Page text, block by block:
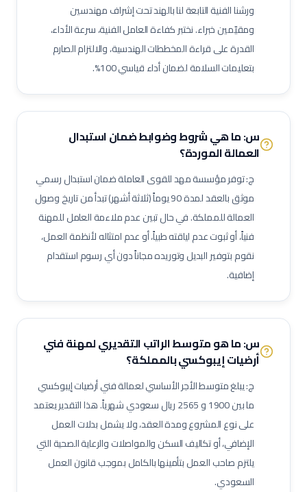
فني أنظمة تحكم وآلات دقيقة
فني أنظمة تكييف متغير التدفق (VRF)
فني وحدات مناولة هواء (AHU)
فني وحدات ملف ومروحة (FCU)
ممرض عام / ممرضة عامة
ممرض عناية مركزة
فني أشعة تلفزيونية / سونار
أخصائي صحة فم وأسنان
فني بصريات / عيون
فني قسطرة وقلب
مساعد صيدلي
موظف استقبال طبي
مساعد تمريض جناح (Ward Boy)
مرافق مستشفى / عامل رعاية
مهندس أجهزة طبية
أخصائي علاج تنفسي
أخصائي تغذية
أخصائي نفسي إكلينيكي
أخصائي ترميز طبي
ممرض مكافحة عدوى
لحام 6 جي (6G Welder)
لحام خطوط أنابيب
فني تربيط وإشهار (Rigger)
لحام ميج (MIG Welder)
مفتش اختبارات غير إتلافية (NDT)
مشرف أعمال سكلات / داربسين
مشرف أعمال عزل صناعي
مشرف أعمال دهان صناعي
فني رش رملي ودهان
مفتش طلاء وعزل
فني صيانة أثناء الإيقاف (Shutdown)
فني توربينات
فني معدات دوارة
مشغل عمليات إنتاج
مشغل غرفة تحكم
مسؤول سلامة وصحة مهنية (نفط وغاز)
مراقب حرائق وسلامة
منسق تصاريح عمل
ورشنا الفنية التابعة لنا بالهند تحت إشراف مهندسين
ومقيّمين خبراء. نختبر كفاءة العامل الفنية، سرعة الأداء،
القدرة على قراءة المخططات الهندسية، والالتزام الصارم
بتعليمات السلامة لضمان أداء قياسي 100%.
س: ما هي شروط وضوابط ضمان استبدال
العمالة الموردة؟
ج: توفر مؤسسة مهد للقوى العاملة ضمان استبدال رسمي
موثق بالعقد لمدة 90 يوماً (ثلاثة أشهر) تبدأ من تاريخ وصول
العمالة للمملكة. في حال تبين عدم ملاءمة العامل للمهنة
فنياً، أو ثبوت عدم لياقته طبياً، أو عدم امتثاله لأنظمة العمل،
نقوم بتوفير البديل وتوريده مجاناً دون أي رسوم استقدام
إضافية.
س: ما هو متوسط الراتب التقديري لمهنةفني
أرضيات إيبوكسيبالمملكة؟
ج: يبلغ متوسط الأجر الأساسي لعمالةفني أرضيات إيبوكسي
ما بين1900و2565ريال سعودي شهرياً. هذا التقدير يعتمد
على نوع المشروع ومدة العقد، ولا يشمل بدلات العمل
الإضافي، أو تكاليف السكن والمواصلات والرعاية الصحية التي
يلتزم صاحب العمل بتأمينها بالكامل بموجب قانون العمل
السعودي.